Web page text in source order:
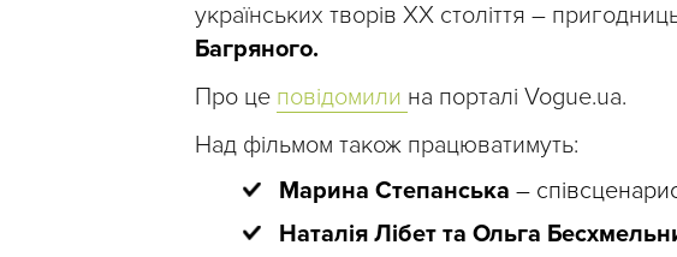
українських творів ХХ століття –
Багряного.
Про це повідомили на порталі Vogue.ua.
Над фільмом також працюватимуть:
Марина Степанська –
Наталія Лібет та Ольга